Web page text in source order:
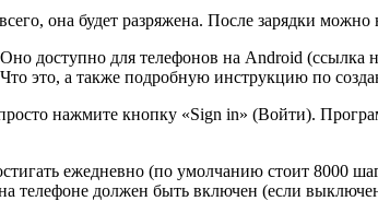
она будет разряжена. После зарядки
доступно для телефонов на Android
это, а также подробную инструкцию по
нажмите кнопку «Sign in» (Войти).
ежедневно (по умолчанию стоит 8000
телефоне должен быть включен (если